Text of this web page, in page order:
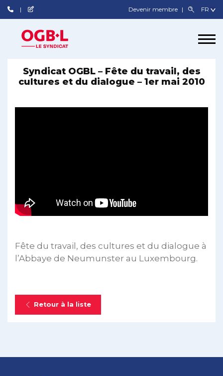
Devenir membre
Syndicat OGBL – Fête du travail, des
cultures et du dialogue – 1er mai 2010
Fête du travail, des cultures et du dialogue à
l’Abbaye de Neumunster au Luxembourg.
Retour à la liste